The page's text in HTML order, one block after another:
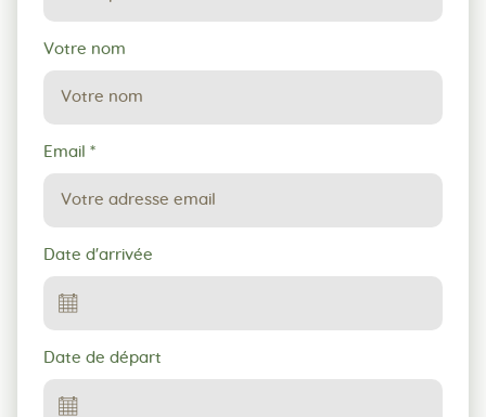
Votre nom
Email *
Date d'arrivée
Date de départ